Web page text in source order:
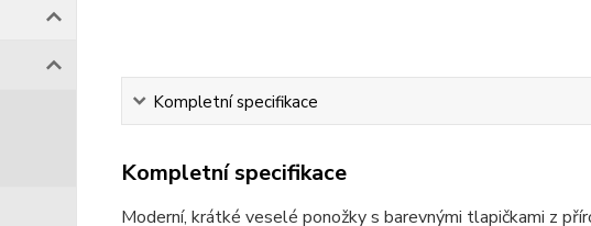
Kompletní specifikace
Kompletní specifikace
Moderní, krátké veselé ponožky s barevnými tlapičkami z